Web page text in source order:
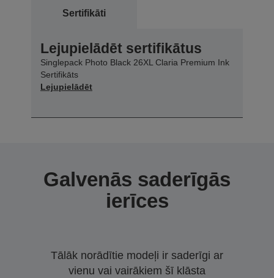
Sertifikāti
Lejupielādēt sertifikātus
Singlepack Photo Black 26XL Claria Premium Ink
Sertifikāts
Lejupielādēt
Galvenās saderīgās
ierīces
Tālāk norādītie modeļi ir saderīgi ar
vienu vai vairākiem šī klāsta